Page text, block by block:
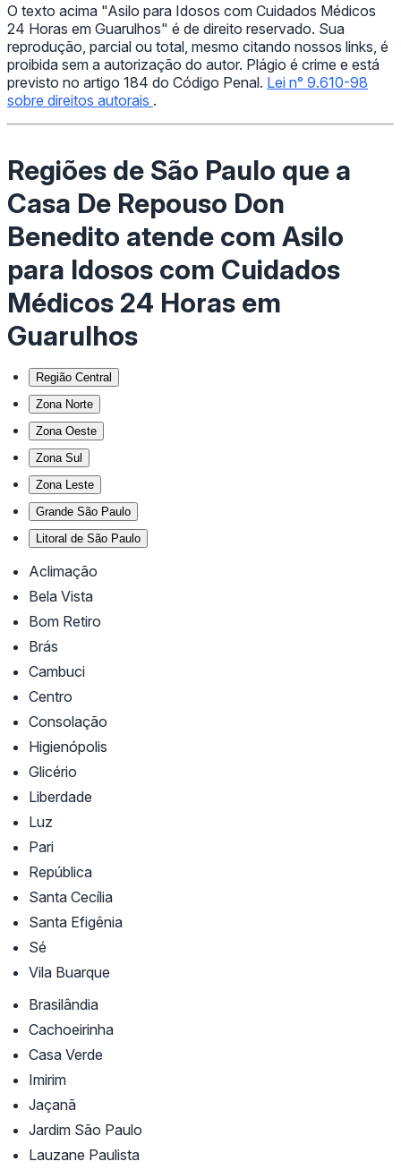
O texto acima "Asilo para Idosos com Cuidados Médicos
24 Horas em Guarulhos" é de direito reservado. Sua
reprodução, parcial ou total, mesmo citando nossos links, é
proibida sem a autorização do autor. Plágio é crime e está
previsto no artigo 184 do Código Penal. Lei n° 9.610-98
sobre direitos autorais .
Regiões de São Paulo que a
Casa De Repouso Don
Benedito atende com Asilo
para Idosos com Cuidados
Médicos 24 Horas em
Guarulhos
Região Central
Zona Norte
Zona Oeste
Zona Sul
Zona Leste
Grande São Paulo
Litoral de São Paulo
Aclimação
Bela Vista
Bom Retiro
Brás
Cambuci
Centro
Consolação
Higienópolis
Glicério
Liberdade
Luz
Pari
República
Santa Cecília
Santa Efigênia
Sé
Vila Buarque
Brasilândia
Cachoeirinha
Casa Verde
Imirim
Jaçanã
Jardim São Paulo
Lauzane Paulista